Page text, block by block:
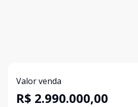
Valor venda
R$ 2.990.000,00